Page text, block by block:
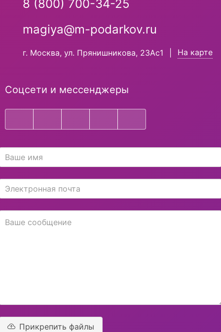
8 (800) 700-34-25
magiya@m-podarkov.ru
г. Москва, ул. Прянишникова, 23Ас1 На карте
Соцсети и мессенджеры
Прикрепить файлы